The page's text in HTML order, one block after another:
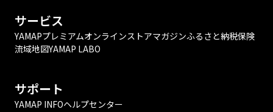
サービス
YAMAPプレミアムオンラインストアマガジンふるさと納税保険
流域地図YAMAP LABO
サポート
YAMAP INFOヘルプセンター